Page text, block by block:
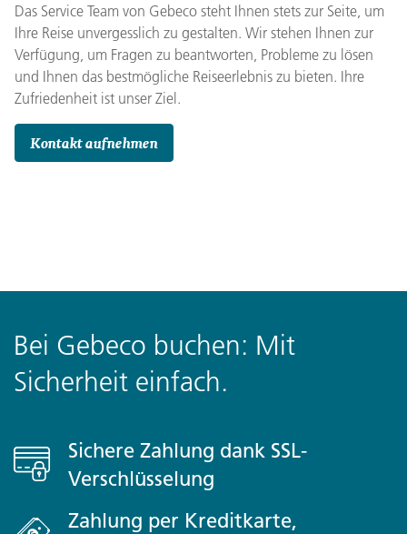
Das Service Team von Gebeco steht Ihnen stets zur Seite, um
Ihre Reise unvergesslich zu gestalten. Wir stehen Ihnen zur
Verfügung, um Fragen zu beantworten, Probleme zu lösen
und Ihnen das bestmögliche Reiseerlebnis zu bieten. Ihre
Zufriedenheit ist unser Ziel.
Kontakt aufnehmen
Bei Gebeco buchen: Mit
Sicherheit einfach.
Sichere Zahlung dank SSL-
Verschlüsselung
Zahlung per Kreditkarte,